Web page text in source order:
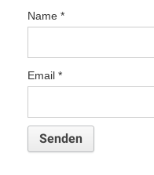
Name *
Email *